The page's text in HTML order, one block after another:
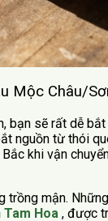
Mộc Châu/
bạn sẽ rất dễ
nguồn từ thói
khi vận
mận.
Tam Hoa , được